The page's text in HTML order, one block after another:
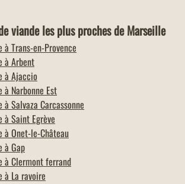
viande les plus proches de Marseille
à Trans-en-Provence
à Arbent
à Ajaccio
à Narbonne Est
à Salvaza Carcassonne
à Saint Egrève
à Onet-le-Château
à Gap
à Clermont ferrand
à La ravoire